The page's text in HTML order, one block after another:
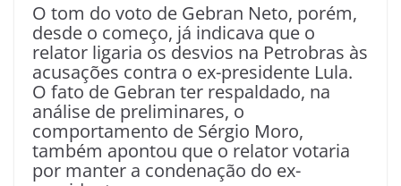
O tom do voto de Gebran Neto, porém,
desde o começo, já indicava que o
relator ligaria os desvios na Petrobras às
acusações contra o ex-presidente Lula.
O fato de Gebran ter respaldado, na
análise de preliminares, o
comportamento de Sérgio Moro,
também apontou que o relator votaria
por manter a condenação do ex-